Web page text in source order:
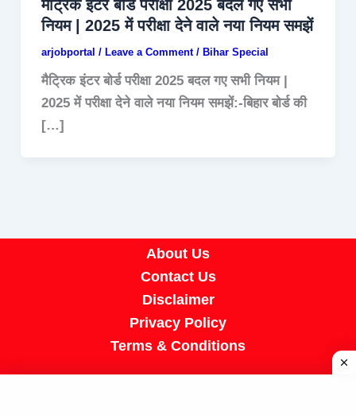
मैट्रिक इंटर बोर्ड परीक्षा 2025 बदल गए सभी
नियम | 2025 में परीक्षा देने वाले नया नियम समझें
arjobportal / Leave a Comment / Bihar Special
मैट्रिक इंटर बोर्ड परीक्षा 2025 बदल गए सभी नियम |
2025 में परीक्षा देने वाले नया नियम समझें:-बिहार बोर्ड की
[…]
About Us
Contact Us
Disclaimer
Privacy Policy
Terms & Conditions